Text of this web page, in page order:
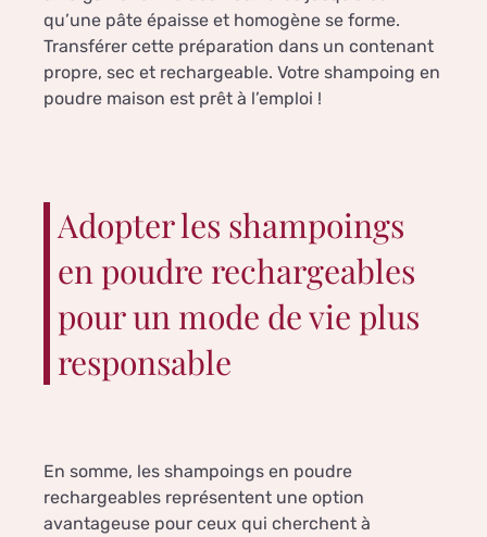
qu’une pâte épaisse et homogène se forme.
Transférer cette préparation dans un contenant
propre, sec et rechargeable. Votre shampoing en
poudre maison est prêt à l’emploi !
Adopter les shampoings
en poudre rechargeables
pour un mode de vie plus
responsable
En somme, les shampoings en poudre
rechargeables représentent une option
avantageuse pour ceux qui cherchent à